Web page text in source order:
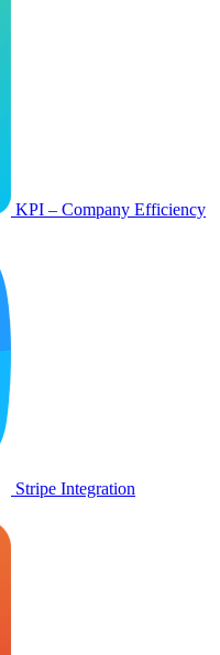
KPI – Company Efficiency
Stripe Integration